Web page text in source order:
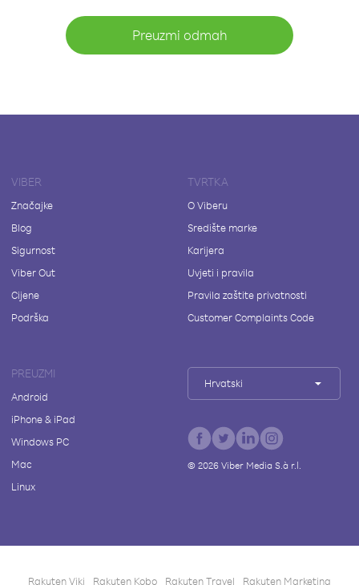
Preuzmi odmah
VIBER
Značajke
Blog
Sigurnost
Viber Out
Cijene
Podrška
TVRTKA
O Viberu
Središte marke
Karijera
Uvjeti i pravila
Pravila zaštite privatnosti
Customer Complaints Code
PREUZMI
Android
iPhone & iPad
Windows PC
Mac
Linux
Hrvatski
© 2026Viber Media S.à r.l.
Rakuten Viki Rakuten Kobo Rakuten Travel Rakuten Marketing